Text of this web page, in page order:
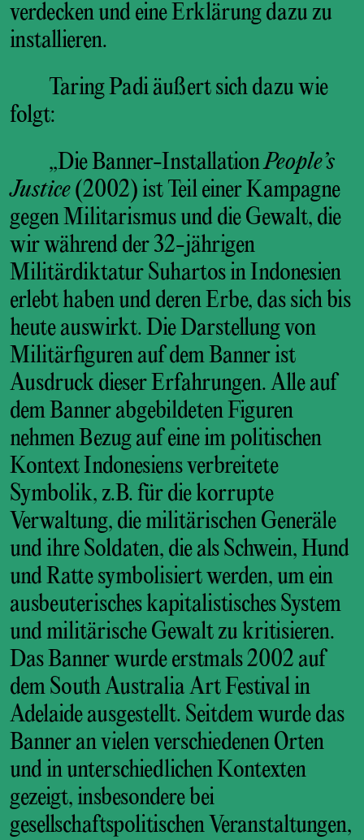
verdecken und eine Erklärung dazu zu
installieren.
Taring Padi äußert sich dazu wie
folgt:
„Die Banner-InstallationPeople’s
Justice(2002) ist Teil einer Kampagne
gegen Militarismus und die Gewalt, die
wir während der 32-jährigen
Militärdiktatur Suhartos in Indonesien
erlebt haben und deren Erbe, das sich bis
heute auswirkt. Die Darstellung von
Militärfiguren auf dem Banner ist
Ausdruck dieser Erfahrungen. Alle auf
dem Banner abgebildeten Figuren
nehmen Bezug auf eine im politischen
Kontext Indonesiens verbreitete
Symbolik, z.B. für die korrupte
Verwaltung, die militärischen Generäle
und ihre Soldaten, die als Schwein, Hund
und Ratte symbolisiert werden, um ein
ausbeuterisches kapitalistisches System
und militärische Gewalt zu kritisieren.
Das Banner wurde erstmals 2002 auf
dem South Australia Art Festival in
Adelaide ausgestellt. Seitdem wurde das
Banner an vielen verschiedenen Orten
und in unterschiedlichen Kontexten
gezeigt, insbesondere bei
gesellschaftspolitischen Veranstaltungen,